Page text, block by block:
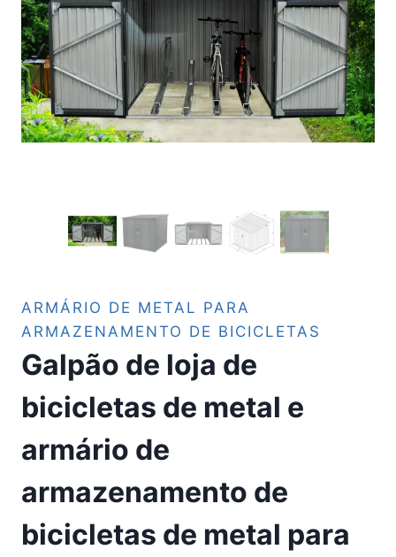
ARMÁRIO DE METAL PARA
ARMAZENAMENTO DE BICICLETAS
Galpão de loja de
bicicletas de metal e
armário de
armazenamento de
bicicletas de metal para